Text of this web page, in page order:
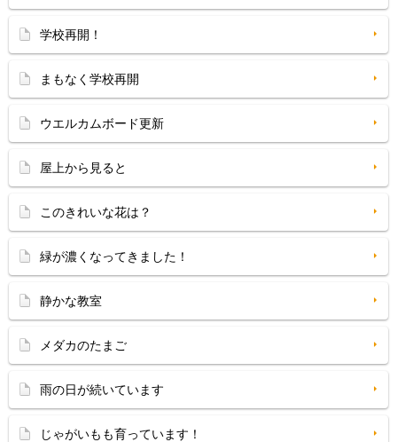
学校再開！
まもなく学校再開
ウエルカムボード更新
屋上から見ると
このきれいな花は？
緑が濃くなってきました！
静かな教室
メダカのたまご
雨の日が続いています
じゃがいもも育っています！